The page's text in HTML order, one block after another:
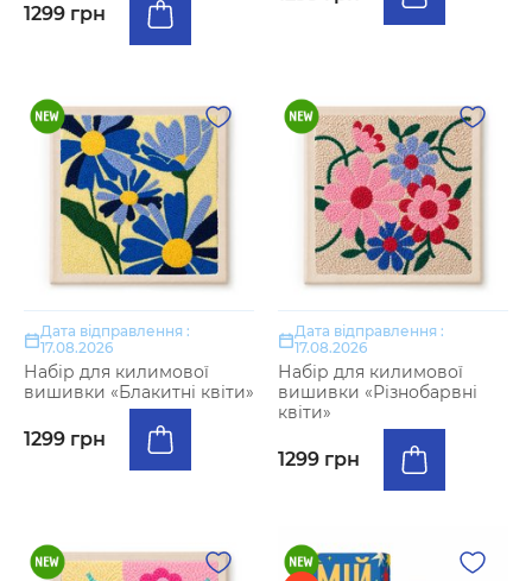
1299 грн
Дата відправлення :
17.08.2026
Набір для килимової
вишивки «Блакитні квіти»
1299 грн
Дата відправлення :
17.08.2026
Набір для килимової
вишивки «Різнобарвні
квіти»
1299 грн